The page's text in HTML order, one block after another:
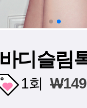
바디슬림
1회 W